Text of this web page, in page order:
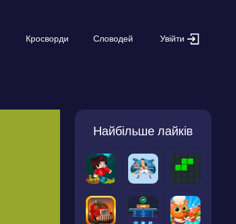
Кросворди Словодей Увійти
Найбільше лайків